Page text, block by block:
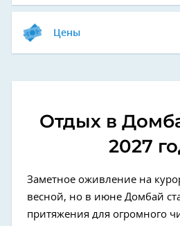
Цены
Отдых в
2027
Заметное оживление на
весной, но в июне Домбай
притяжения для огромного